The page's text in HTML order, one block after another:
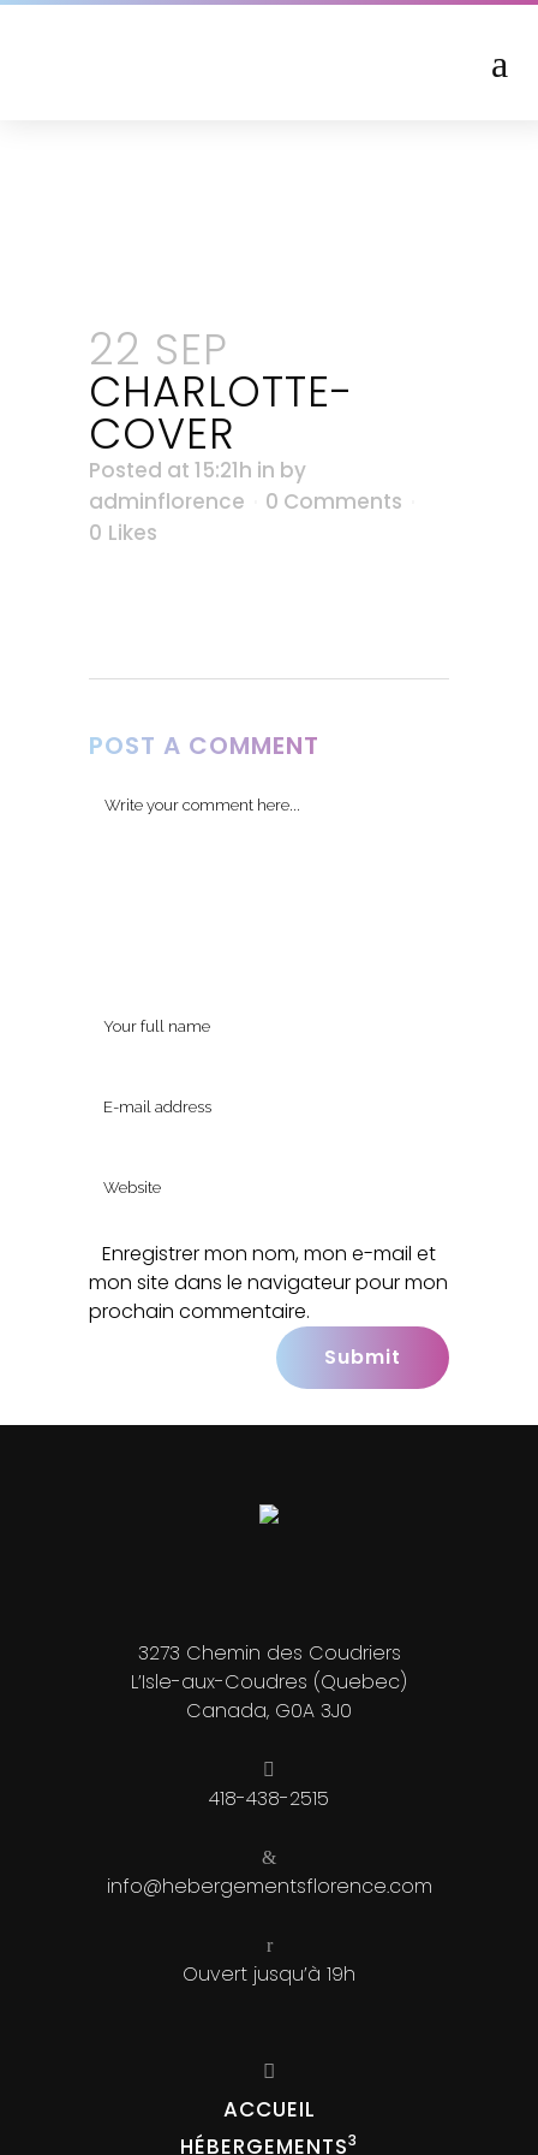
22 SEP
CHARLOTTE-
COVER
Posted at 15:21h in by
adminflorence
0 Comments
0 Likes
POST A COMMENT
Enregistrer mon nom, mon e-mail et
mon site dans le navigateur pour mon
prochain commentaire.
3273 Chemin des Coudriers
L’Isle-aux-Coudres (Quebec)
Canada, G0A 3J0
418-438-2515
info@hebergementsflorence.com
Ouvert jusqu’à 19h
ACCUEIL
HÉBERGEMENTS